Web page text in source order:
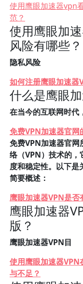
使用鹰眼加速器vpn
范？
使用鹰眼加
风险有哪些？
隐私风险
如何注册鹰眼加速器
什么是鹰眼
在当今的互联网时代
免费VPN加速器官网
免费VPN加速器官网
络（VPN）技术的，
度和稳定性。以下是
简要概述：
鹰眼加速器VPN是否
鹰眼加速器
版？
鹰眼加速器VPN目
使用鹰眼加速器VPN
与不足？